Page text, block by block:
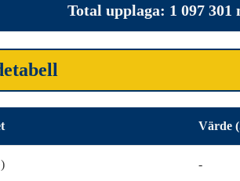
Total upplaga: 1 097 301
Värde
-